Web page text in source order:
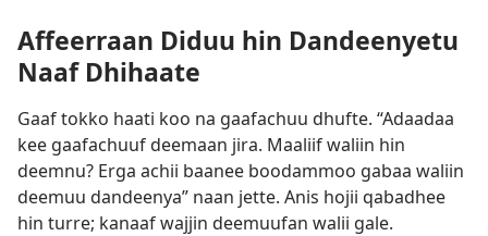
Affeerraan Diduu hin Dandeenyetu
Naaf Dhihaate
Gaaf tokko haati koo na gaafachuu dhufte. “Adaadaa
kee gaafachuuf deemaan jira. Maaliif waliin hin
deemnu? Erga achii baanee boodammoo gabaa waliin
deemuu dandeenya” naan jette. Anis hojii qabadhee
hin turre; kanaaf wajjin deemuufan walii gale.